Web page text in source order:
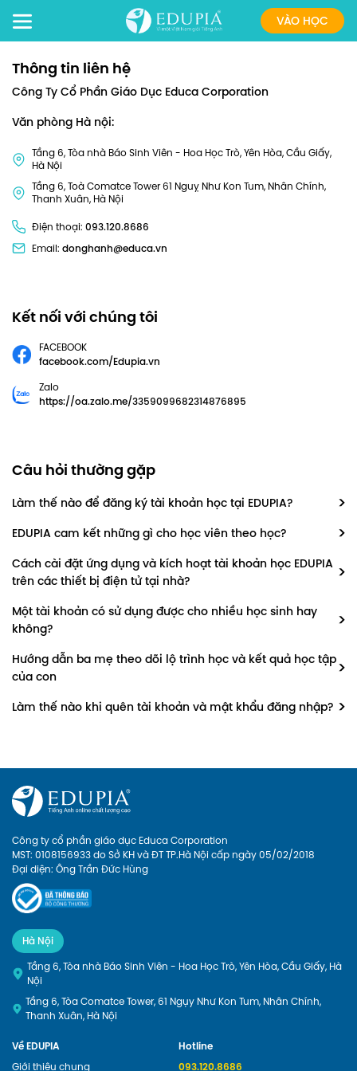
VÀO HỌC
Thông tin liên hệ
Công Ty Cổ Phần Giáo Dục Educa Corporation
Văn phòng Hà nội:
Tầng 6, Tòa nhà Báo Sinh Viên - Hoa Học Trò, Yên Hòa, Cầu Giấy,
Hà Nội
Tầng 6, Toà Comatce Tower 61 Nguỵ Như Kon Tum, Nhân Chính,
Thanh Xuân, Hà Nội
Điện thoại: 093.120.8686
Email: donghanh@educa.vn
Kết nối với chúng tôi
FACEBOOK
facebook.com/Edupia.vn
Zalo
https://oa.zalo.me/3359099682314876895
Câu hỏi thường gặp
Làm thế nào để đăng ký tài khoản học tại EDUPIA?
EDUPIA cam kết những gì cho học viên theo học?
Cách cài đặt ứng dụng và kích hoạt tài khoản học EDUPIA
trên các thiết bị điện tử tại nhà?
Một tài khoản có sử dụng được cho nhiều học sinh hay
không?
Hướng dẫn ba mẹ theo dõi lộ trình học và kết quả học tập
của con
Làm thế nào khi quên tài khoản và mật khẩu đăng nhập?
Công ty cổ phần giáo dục Educa Corporation
MST: 0108156933 do Sở KH và ĐT TP.Hà Nội cấp ngày 05/02/2018
Đại diện: Ông Trần Đức Hùng
Hà Nội
Tầng 6, Tòa nhà Báo Sinh Viên - Hoa Học Trò, Yên Hòa, Cầu Giấy, Hà
Nội
Tầng 6, Tòa Comatce Tower, 61 Ngụy Như Kon Tum, Nhân Chính,
Thanh Xuân, Hà Nội
Về EDUPIA
Giới thiệu chung
Hotline
093.120.8686